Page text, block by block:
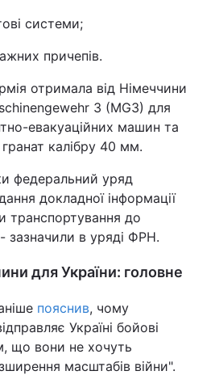
системи;
причепів.
отримала від Німеччини
3 (MG3) для
евакуаційних машин та
калібру 40 мм.
федеральний уряд
докладної інформації
транспортування до
зазначили в уряді ФРН.
для України: головне
пояснив, чому
Україні бойові
що вони не хочуть
масштабів війни".